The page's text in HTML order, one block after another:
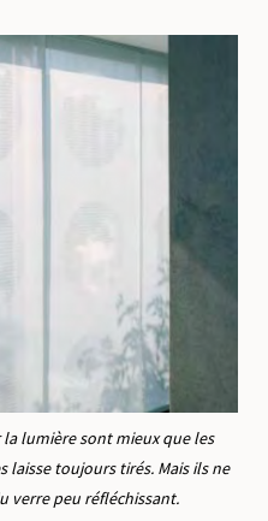
lumière sont mieux que les
laisse toujours tirés. Mais ils ne
verre peu réfléchissant.